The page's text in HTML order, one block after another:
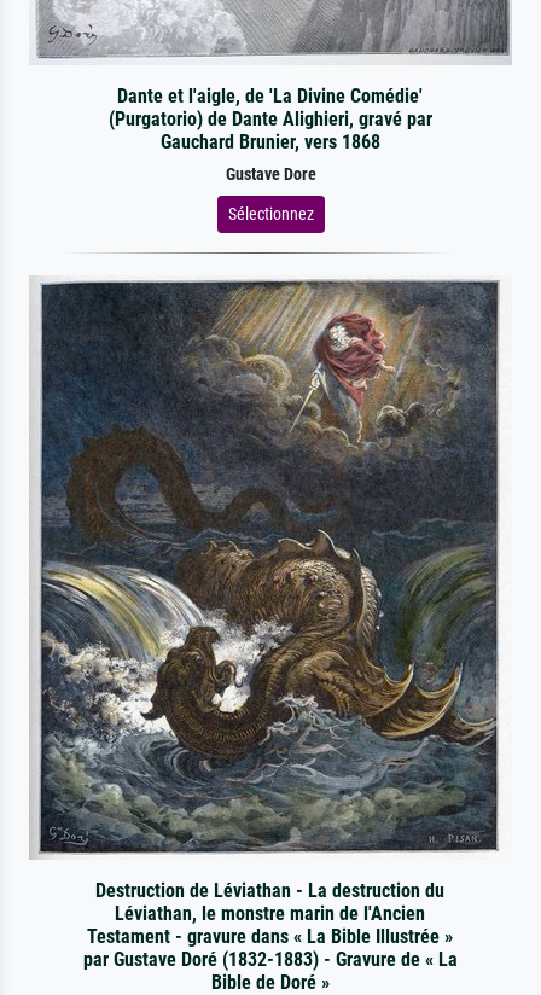
Dante et l'aigle, de 'La Divine Comédie'
(Purgatorio) de Dante Alighieri, gravé par
Gauchard Brunier, vers 1868
Gustave Dore
Sélectionnez
Destruction de Léviathan - La destruction du
Léviathan, le monstre marin de l'Ancien
Testament - gravure dans « La Bible Illustrée »
par Gustave Doré (1832-1883) - Gravure de « La
Bible de Doré »